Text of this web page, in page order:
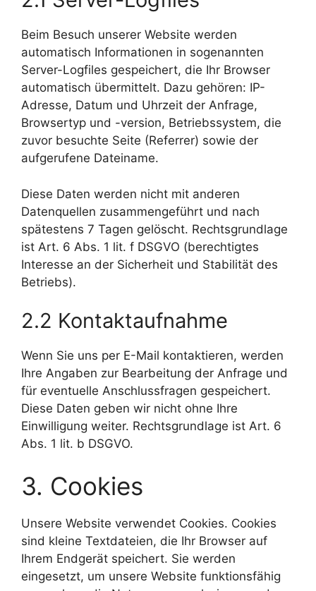
Beim Besuch unserer Website werden
automatisch Informationen in sogenannten
Server-Logfiles gespeichert, die Ihr Browser
automatisch übermittelt. Dazu gehören: IP-
Adresse, Datum und Uhrzeit der Anfrage,
Browsertyp und -version, Betriebssystem, die
zuvor besuchte Seite (Referrer) sowie der
aufgerufene Dateiname.
Diese Daten werden nicht mit anderen
Datenquellen zusammengeführt und nach
spätestens 7 Tagen gelöscht. Rechtsgrundlage
ist Art. 6 Abs. 1 lit. f DSGVO (berechtigtes
Interesse an der Sicherheit und Stabilität des
Betriebs).
2.2 Kontaktaufnahme
Wenn Sie uns per E-Mail kontaktieren, werden
Ihre Angaben zur Bearbeitung der Anfrage und
für eventuelle Anschlussfragen gespeichert.
Diese Daten geben wir nicht ohne Ihre
Einwilligung weiter. Rechtsgrundlage ist Art. 6
Abs. 1 lit. b DSGVO.
3. Cookies
Unsere Website verwendet Cookies. Cookies
sind kleine Textdateien, die Ihr Browser auf
Ihrem Endgerät speichert. Sie werden
eingesetzt, um unsere Website funktionsfähig